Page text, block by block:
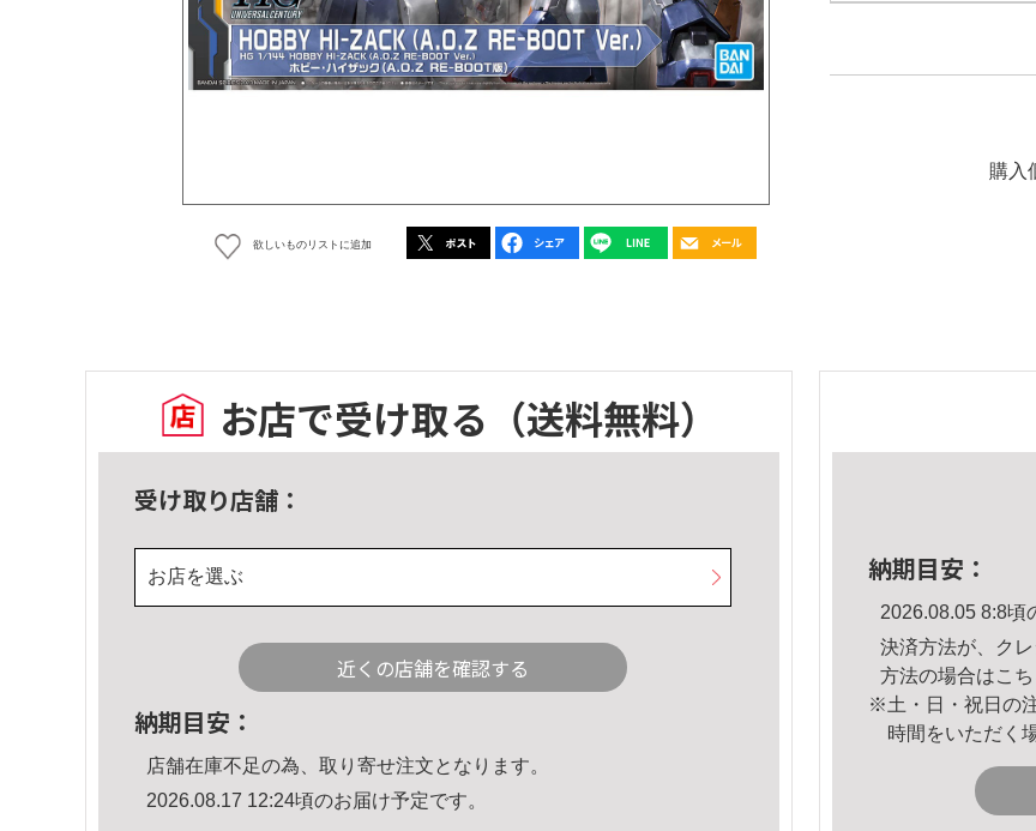
欲しいものリストに追加
購入
お店で受け取る （送料無料）
受け取り店舗：
お店を選ぶ
近くの店舗を確認する
納期目安：
店舗在庫不足の為、取り寄せ注文となります。
2026.08.17 12:24頃のお届け予定です。
納期目安：
2026.08.05 8:8頃
決済方法が、ク
方法の場合はこ
※土・日・祝日の
時間をいただく